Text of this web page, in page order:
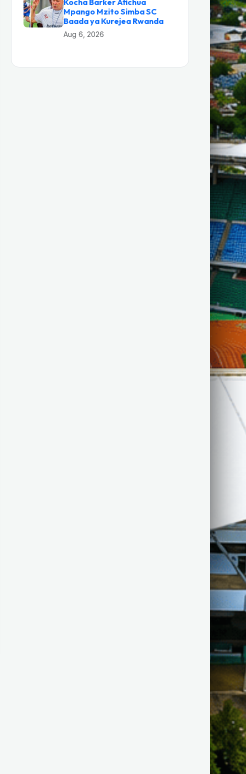
Kocha Barker Afichua
Mpango Mzito Simba SC
Baada ya Kurejea Rwanda
Aug 6, 2026